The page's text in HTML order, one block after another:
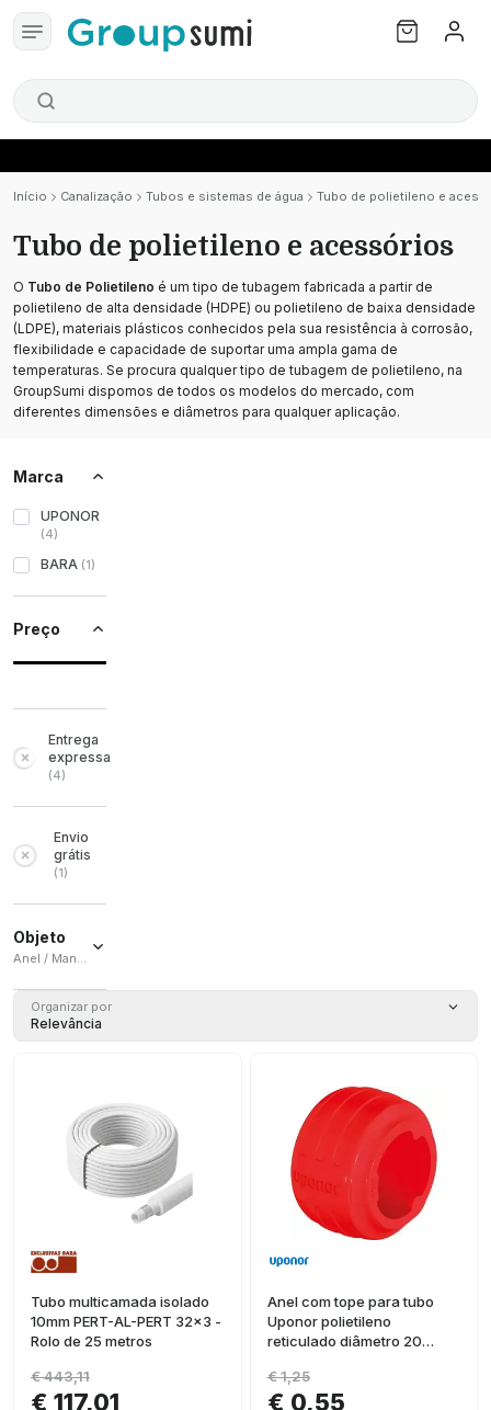
Início Canalização Tubos e sistemas de água Tubo de polietileno e
Tubo de polietileno e acessórios
O Tubo de Polietileno é um tipo de tubagem fabricada a partir de
polietileno de alta densidade (HDPE) ou polietileno de baixa densidade
(LDPE), materiais plásticos conhecidos pela sua resistência à corrosão,
flexibilidade e capacidade de suportar uma ampla gama de
temperaturas. Se procura qualquer tipo de tubagem de polietileno, na
GroupSumi dispomos de todos os modelos do mercado, com
diferentes dimensões e diâmetros para qualquer aplicação.
Marca
UPONOR
(4)
BARA (1)
Preço
Entrega
expressa
(4)
Envio
grátis
(1)
Objeto
Anel / Manguito / Tubo / Você
Manguito
(1)
)
Organizar por
Relevância
Tubo multicamada isolado
10mm PERT-AL-PERT 32x3 -
Rolo de 25 metros
€ 117,01
€ 443,11
Anel com tope para tubo
Uponor polietileno
reticulado diâmetro 20
€ 0,55
€ 1,25